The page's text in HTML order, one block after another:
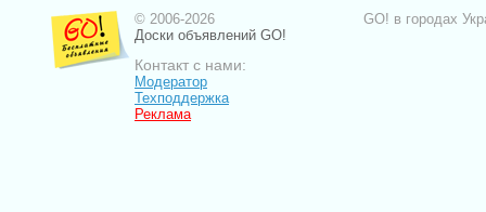
© 2006-2026
Доски объявлений GO!
Контакт с нами:
Модератор
Техподдержка
Реклама
GO! в городах